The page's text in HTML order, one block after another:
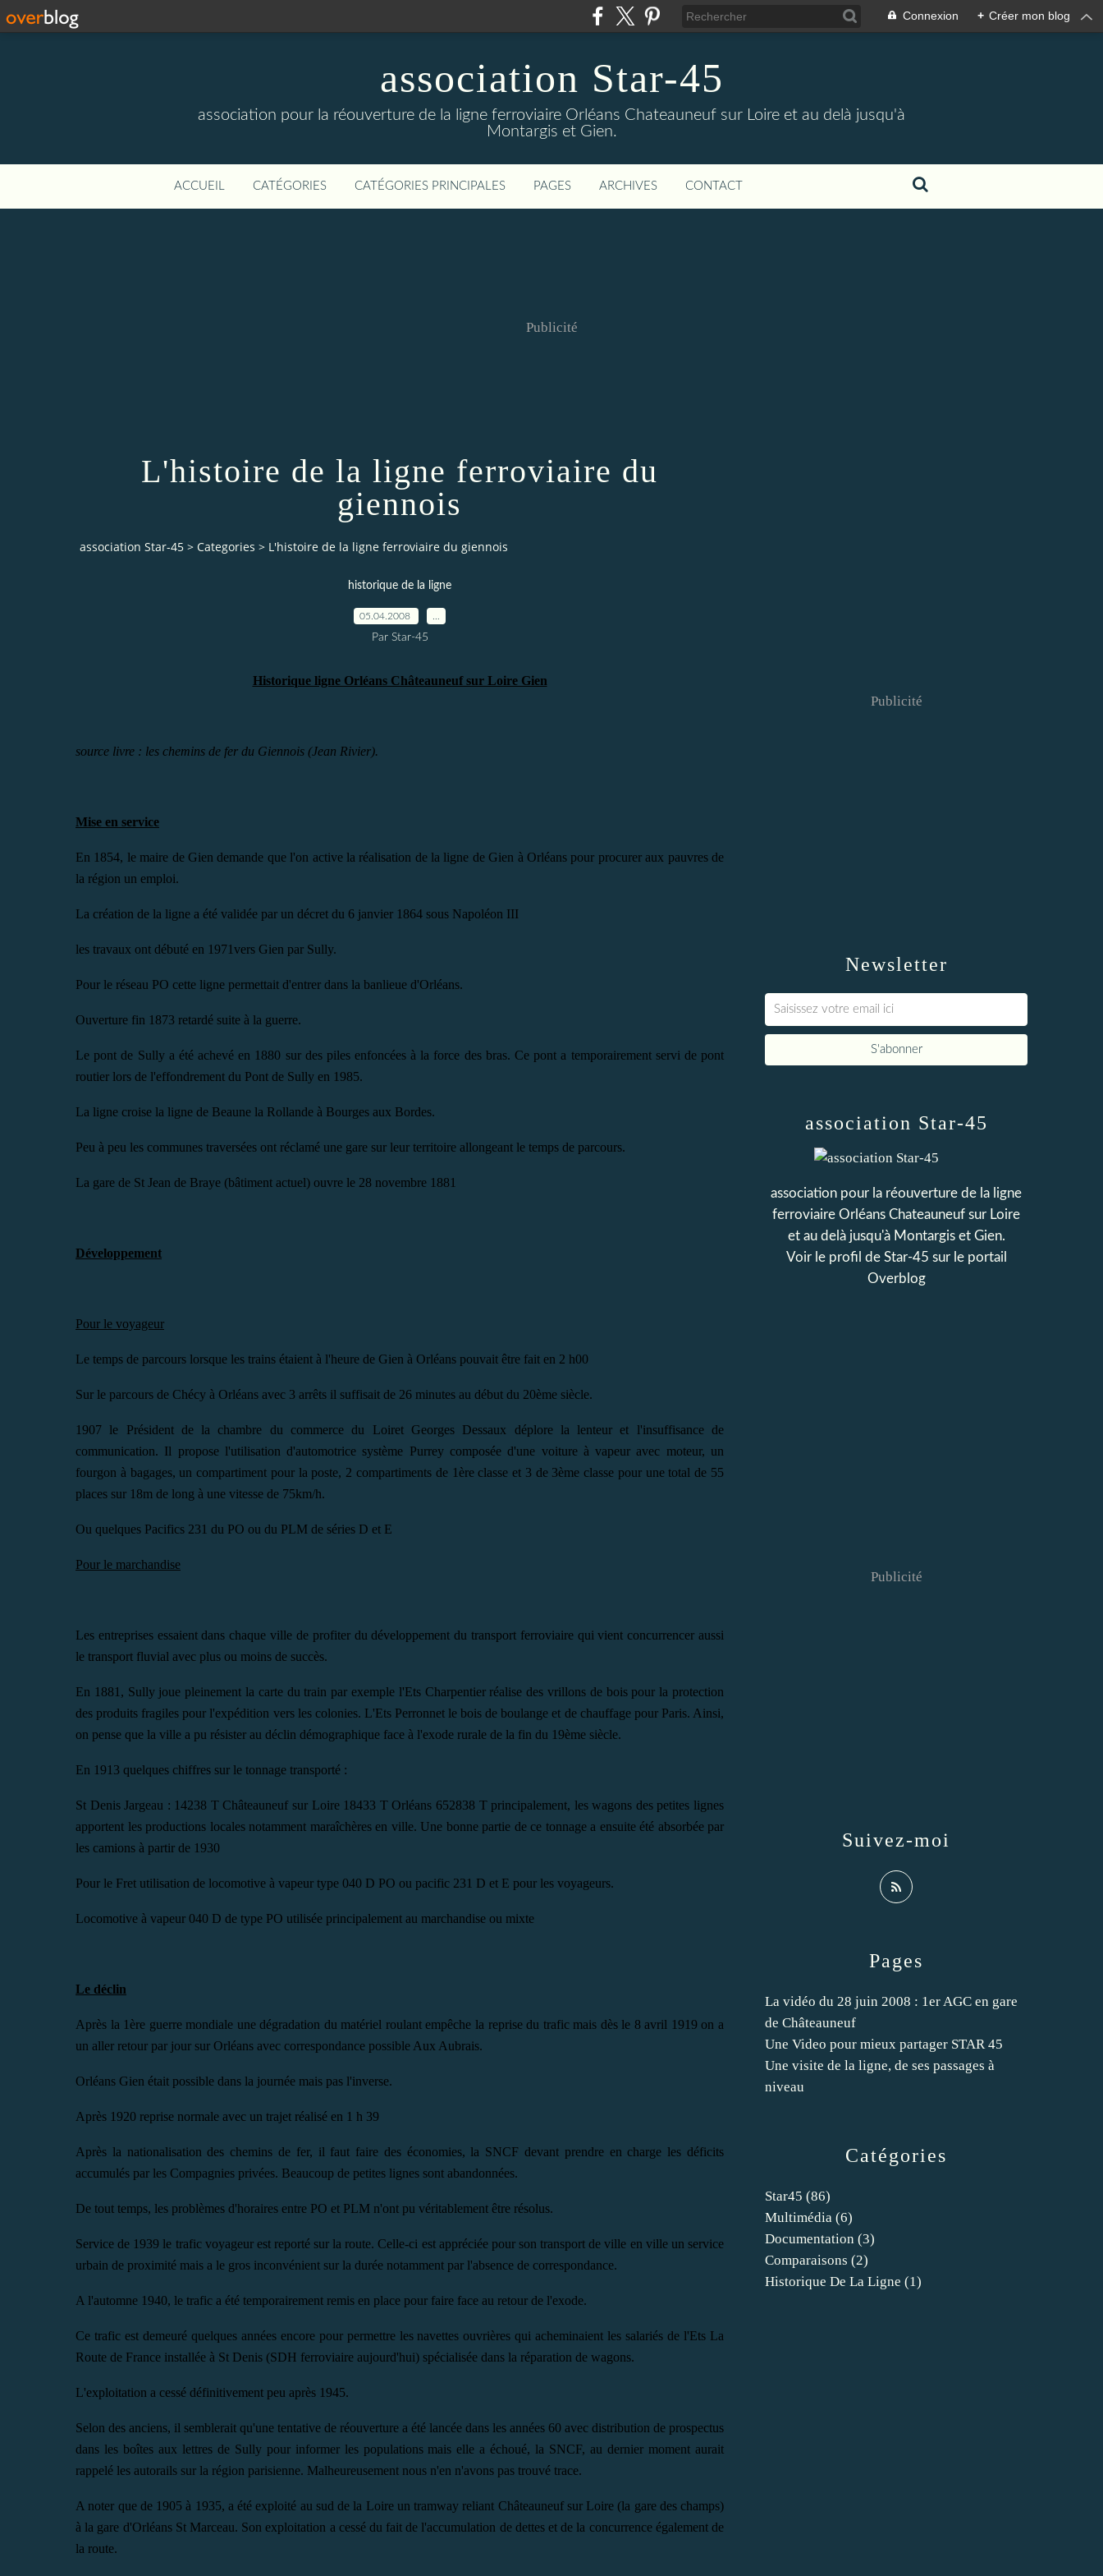
Connexion + Créer mon blog
association Star-45
association pour la réouverture de la ligne ferroviaire Orléans Chateauneuf sur Loire et au delà jusqu'à
Montargis et Gien.
ACCUEIL CATÉGORIES CATÉGORIES PRINCIPALES PAGES ARCHIVES CONTACT
Publicité
L'histoire de la ligne ferroviaire du
giennois
association Star-45 > Categories > L'histoire de la ligne ferroviaire du giennois
historique de la ligne
05.04.2008
Par Star-45
Historique ligne Orléans Châteauneuf sur Loire Gien
source livre : les chemins de fer du Giennois (Jean Rivier).
Mise en service
En 1854, le maire de Gien demande que l'on active la réalisation de la ligne de Gien à Orléans pour procurer aux pauvres de
la région un emploi.
La création de la ligne a été validée par un décret du 6 janvier 1864 sous Napoléon III
les travaux ont débuté en 1971vers Gien par Sully.
Pour le réseau PO cette ligne permettait d'entrer dans la banlieue d'Orléans.
Ouverture fin 1873 retardé suite à la guerre.
Le pont de Sully a été achevé en 1880 sur des piles enfoncées à la force des bras. Ce pont a temporairement servi de pont
routier lors de l'effondrement du Pont de Sully en 1985.
La ligne croise la ligne de Beaune la Rollande à Bourges aux Bordes.
Peu à peu les communes traversées ont réclamé une gare sur leur territoire allongeant le temps de parcours.
La gare de St Jean de Braye (bâtiment actuel) ouvre le 28 novembre 1881
Développement
Pour le voyageur
Le temps de parcours lorsque les trains étaient à l'heure de Gien à Orléans pouvait être fait en 2 h00
Sur le parcours de Chécy à Orléans avec 3 arrêts il suffisait de 26 minutes au début du 20ème siècle.
1907 le Président de la chambre du commerce du Loiret Georges Dessaux déplore la lenteur et l'insuffisance de
communication. Il propose l'utilisation d'automotrice système Purrey composée d'une voiture à vapeur avec moteur, un
fourgon à bagages, un compartiment pour la poste, 2 compartiments de 1ère classe et 3 de 3ème classe pour une total de 55
places sur 18m de long à une vitesse de 75km/h.
Ou quelques Pacifics 231 du PO ou du PLM de séries D et E
Pour le marchandise
Les entreprises essaient dans chaque ville de profiter du développement du transport ferroviaire qui vient concurrencer aussi
le transport fluvial avec plus ou moins de succès.
En 1881, Sully joue pleinement la carte du train par exemple l'Ets Charpentier réalise des vrillons de bois pour la protection
des produits fragiles pour l'expédition vers les colonies. L'Ets Perronnet le bois de boulange et de chauffage pour Paris. Ainsi,
on pense que la ville a pu résister au déclin démographique face à l'exode rurale de la fin du 19ème siècle.
En 1913 quelques chiffres sur le tonnage transporté :
St Denis Jargeau : 14238 T Châteauneuf sur Loire 18433 T Orléans 652838 T principalement, les wagons des petites lignes
apportent les productions locales notamment maraîchères en ville. Une bonne partie de ce tonnage a ensuite été absorbée par
les camions à partir de 1930
Pour le Fret utilisation de locomotive à vapeur type 040 D PO ou pacific 231 D et E pour les voyageurs.
Locomotive à vapeur 040 D de type PO utilisée principalement au marchandise ou mixte
Le déclin
Après la 1ère guerre mondiale une dégradation du matériel roulant empêche la reprise du trafic mais dès le 8 avril 1919 on a
un aller retour par jour sur Orléans avec correspondance possible Aux Aubrais.
Orléans Gien était possible dans la journée mais pas l'inverse.
Après 1920 reprise normale avec un trajet réalisé en 1 h 39
Après la nationalisation des chemins de fer, il faut faire des économies, la SNCF devant prendre en charge les déficits
accumulés par les Compagnies privées. Beaucoup de petites lignes sont abandonnées.
De tout temps, les problèmes d'horaires entre PO et PLM n'ont pu véritablement être résolus.
Service de 1939 le trafic voyageur est reporté sur la route. Celle-ci est appréciée pour son transport de ville en ville un service
urbain de proximité mais a le gros inconvénient sur la durée notamment par l'absence de correspondance.
A l'automne 1940, le trafic a été temporairement remis en place pour faire face au retour de l'exode.
Ce trafic est demeuré quelques années encore pour permettre les navettes ouvrières qui acheminaient les salariés de l'Ets La
Route de France installée à St Denis (SDH ferroviaire aujourd'hui) spécialisée dans la réparation de wagons.
L'exploitation a cessé définitivement peu après 1945.
Selon des anciens, il semblerait qu'une tentative de réouverture a été lancée dans les années 60 avec distribution de prospectus
dans les boîtes aux lettres de Sully pour informer les populations mais elle a échoué, la SNCF, au dernier moment aurait
rappelé les autorails sur la région parisienne. Malheureusement nous n'en n'avons pas trouvé trace.
A noter que de 1905 à 1935, a été exploité au sud de la Loire un tramway reliant Châteauneuf sur Loire (la gare des champs)
à la gare d'Orléans St Marceau. Son exploitation a cessé du fait de l'accumulation de dettes et de la concurrence également de
la route.
Newsletter
Publicité
Catégories
Star45 (86)
Multimédia (6)
Documentation (3)
Comparaisons (2)
Historique De La Ligne (1)
Pages
La vidéo du 28 juin 2008 : 1er AGC en gare
de Châteauneuf
Une Video pour mieux partager STAR 45
Une visite de la ligne, de ses passages à
niveau
association Star-45
association pour la réouverture de la ligne
ferroviaire Orléans Chateauneuf sur Loire
et au delà jusqu'à Montargis et Gien.
Voir le profil de Star-45 sur le portail
Overblog
Suivez-moi
Publicité